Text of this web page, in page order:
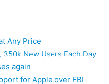
Any Price
New Users Each Day
again
for Apple over FBI